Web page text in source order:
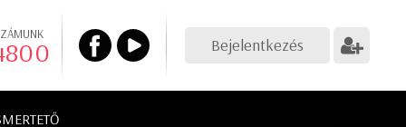
Bejelentkezés